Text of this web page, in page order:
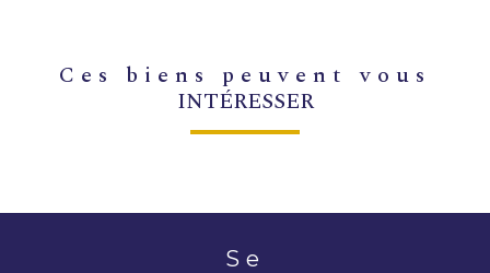
ces biens peuvent vous
INTÉRESSER
se